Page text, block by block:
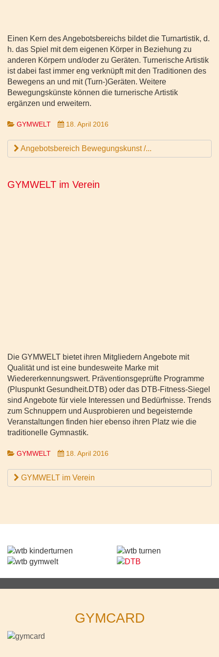
Einen Kern des Angebotsbereichs bildet die Turnartistik, d.
h. das Spiel mit dem eigenen Körper in Beziehung zu
anderen Körpern und/oder zu Geräten. Turnerische Artistik
ist dabei fast immer eng verknüpft mit den Traditionen des
Bewegens an und mit (Turn-)Geräten. Weitere
Bewegungskünste können die turnerische Artistik
ergänzen und erweitern.
GYMWELT 18. April 2016
Angebotsbereich Bewegungskunst /...
GYMWELT im Verein
Die GYMWELT bietet ihren Mitgliedern Angebote mit
Qualität und ist eine bundesweite Marke mit
Wiedererkennungswert. Präventionsgeprüfte Programme
(Pluspunkt Gesundheit.DTB) oder das DTB-Fitness-Siegel
sind Angebote für viele Interessen und Bedürfnisse. Trends
zum Schnuppern und Ausprobieren und begeisternde
Veranstaltungen finden hier ebenso ihren Platz wie die
traditionelle Gymnastik.
GYMWELT 18. April 2016
GYMWELT im Verein
GYMCARD